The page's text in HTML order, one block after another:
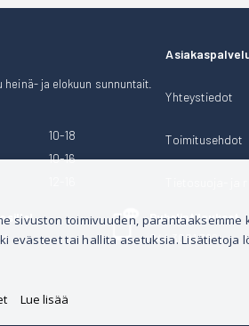
heinä- ja elokuun sunnuntait.
10-18
10-16
Yhteystiedot
Toimitusehdot
Puhelintilaukset
044 3001 399
sivuston toimivuuden, parantaaksemme
evästeet tai hallita asetuksia. Lisätietoja
Lue lisää